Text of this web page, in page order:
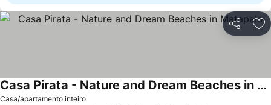
Partilhar
Casa/apartamento inteiro
Casa Pirata - Nature and Dream Beaches in Matapalo